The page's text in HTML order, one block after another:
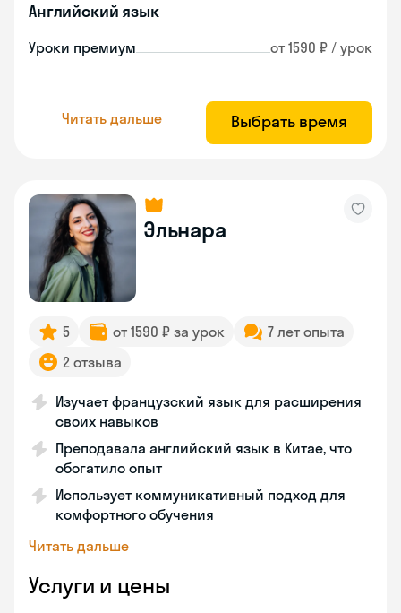
Английский язык
Уроки премиум от 1590 ₽ / урок
Читать дальше Выбрать время
Эльнара
5 от 1590 ₽ за урок
7 лет опыта
2 отзыва
Изучает французский язык для расширения
своих навыков
Преподавала английский язык в Китае, что
обогатило опыт
Использует коммуникативный подход для
комфортного обучения
Читать дальше
Услуги и цены